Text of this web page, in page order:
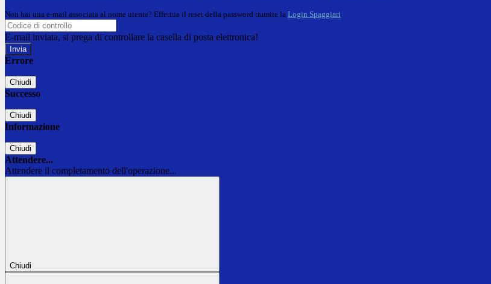
Non hai una e-mail associata al nome utente? Effettua il reset della password tramite la Login Spaggiari
E-mail inviata, si prega di controllare la casella di posta elettronica!
Errore
Chiudi
Successo
Chiudi
Informazione
Chiudi
Attendere...
Attendere il completamento dell'operazione...
Chiudi